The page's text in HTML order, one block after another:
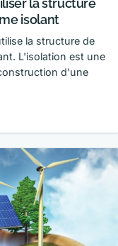
la structure
isolant
la structure de
L'isolation est une
d'une